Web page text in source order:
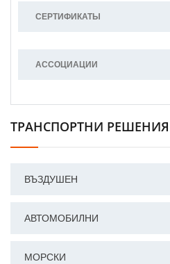
СЕРТИФИКАТЫ
АССОЦИАЦИИ
ТРАНСПОРТНИ РЕШЕНИЯ
ВЪЗДУШЕН
АВТОМОБИЛНИ
МОРСКИ